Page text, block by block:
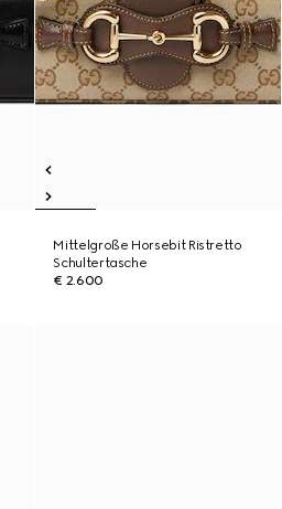
Mittelgroße Horsebit Ristretto
Schultertasche
€ 2.600